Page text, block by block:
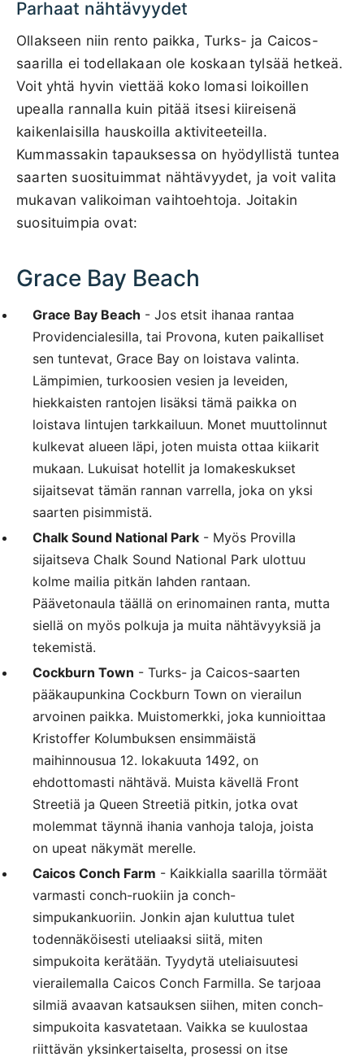
Parhaat nähtävyydet
Ollakseen niin rento paikka, Turks- ja Caicos-
saarilla ei todellakaan ole koskaan tylsää hetkeä.
Voit yhtä hyvin viettää koko lomasi loikoillen
upealla rannalla kuin pitää itsesi kiireisenä
kaikenlaisilla hauskoilla aktiviteeteilla.
Kummassakin tapauksessa on hyödyllistä tuntea
saarten suosituimmat nähtävyydet, ja voit valita
mukavan valikoiman vaihtoehtoja. Joitakin
suosituimpia ovat:
Grace Bay Beach
Grace Bay Beach - Jos etsit ihanaa rantaa
Providencialesilla, tai Provona, kuten paikalliset
sen tuntevat, Grace Bay on loistava valinta.
Lämpimien, turkoosien vesien ja leveiden,
hiekkaisten rantojen lisäksi tämä paikka on
loistava lintujen tarkkailuun. Monet muuttolinnut
kulkevat alueen läpi, joten muista ottaa kiikarit
mukaan. Lukuisat hotellit ja lomakeskukset
sijaitsevat tämän rannan varrella, joka on yksi
saarten pisimmistä.
Chalk Sound National Park - Myös Provilla
sijaitseva Chalk Sound National Park ulottuu
kolme mailia pitkän lahden rantaan.
Päävetonaula täällä on erinomainen ranta, mutta
siellä on myös polkuja ja muita nähtävyyksiä ja
tekemistä.
Cockburn Town - Turks- ja Caicos-saarten
pääkaupunkina Cockburn Town on vierailun
arvoinen paikka. Muistomerkki, joka kunnioittaa
Kristoffer Kolumbuksen ensimmäistä
maihinnousua 12. lokakuuta 1492, on
ehdottomasti nähtävä. Muista kävellä Front
Streetiä ja Queen Streetiä pitkin, jotka ovat
molemmat täynnä ihania vanhoja taloja, joista
on upeat näkymät merelle.
Caicos Conch Farm - Kaikkialla saarilla törmäät
varmasti conch-ruokiin ja conch-
simpukankuoriin. Jonkin ajan kuluttua tulet
todennäköisesti uteliaaksi siitä, miten
simpukoita kerätään. Tyydytä uteliaisuutesi
vierailemalla Caicos Conch Farmilla. Se tarjoaa
silmiä avaavan katsauksen siihen, miten conch-
simpukoita kasvatetaan. Vaikka se kuulostaa
riittävän yksinkertaiselta, prosessi on itse